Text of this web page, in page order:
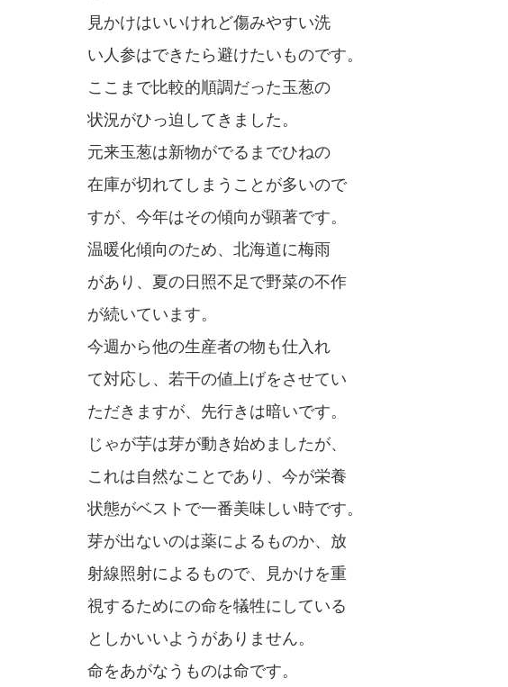
見かけはいいけれど傷みやすい洗
い人参はできたら避けたいものです。
ここまで比較的順調だった玉葱の
状況がひっ迫してきました。
元来玉葱は新物がでるまでひねの
在庫が切れてしまうことが多いので
すが、今年はその傾向が顕著です。
温暖化傾向のため、北海道に梅雨
があり、夏の日照不足で野菜の不作
が続いています。
今週から他の生産者の物も仕入れ
て対応し、若干の値上げをさせてい
ただきますが、先行きは暗いです。
じゃが芋は芽が動き始めましたが、
これは自然なことであり、今が栄養
状態がベストで一番美味しい時です。
芽が出ないのは薬によるものか、放
射線照射によるもので、見かけを重
視するためにの命を犠牲にしている
としかいいようがありません。
命をあがなうものは命です。